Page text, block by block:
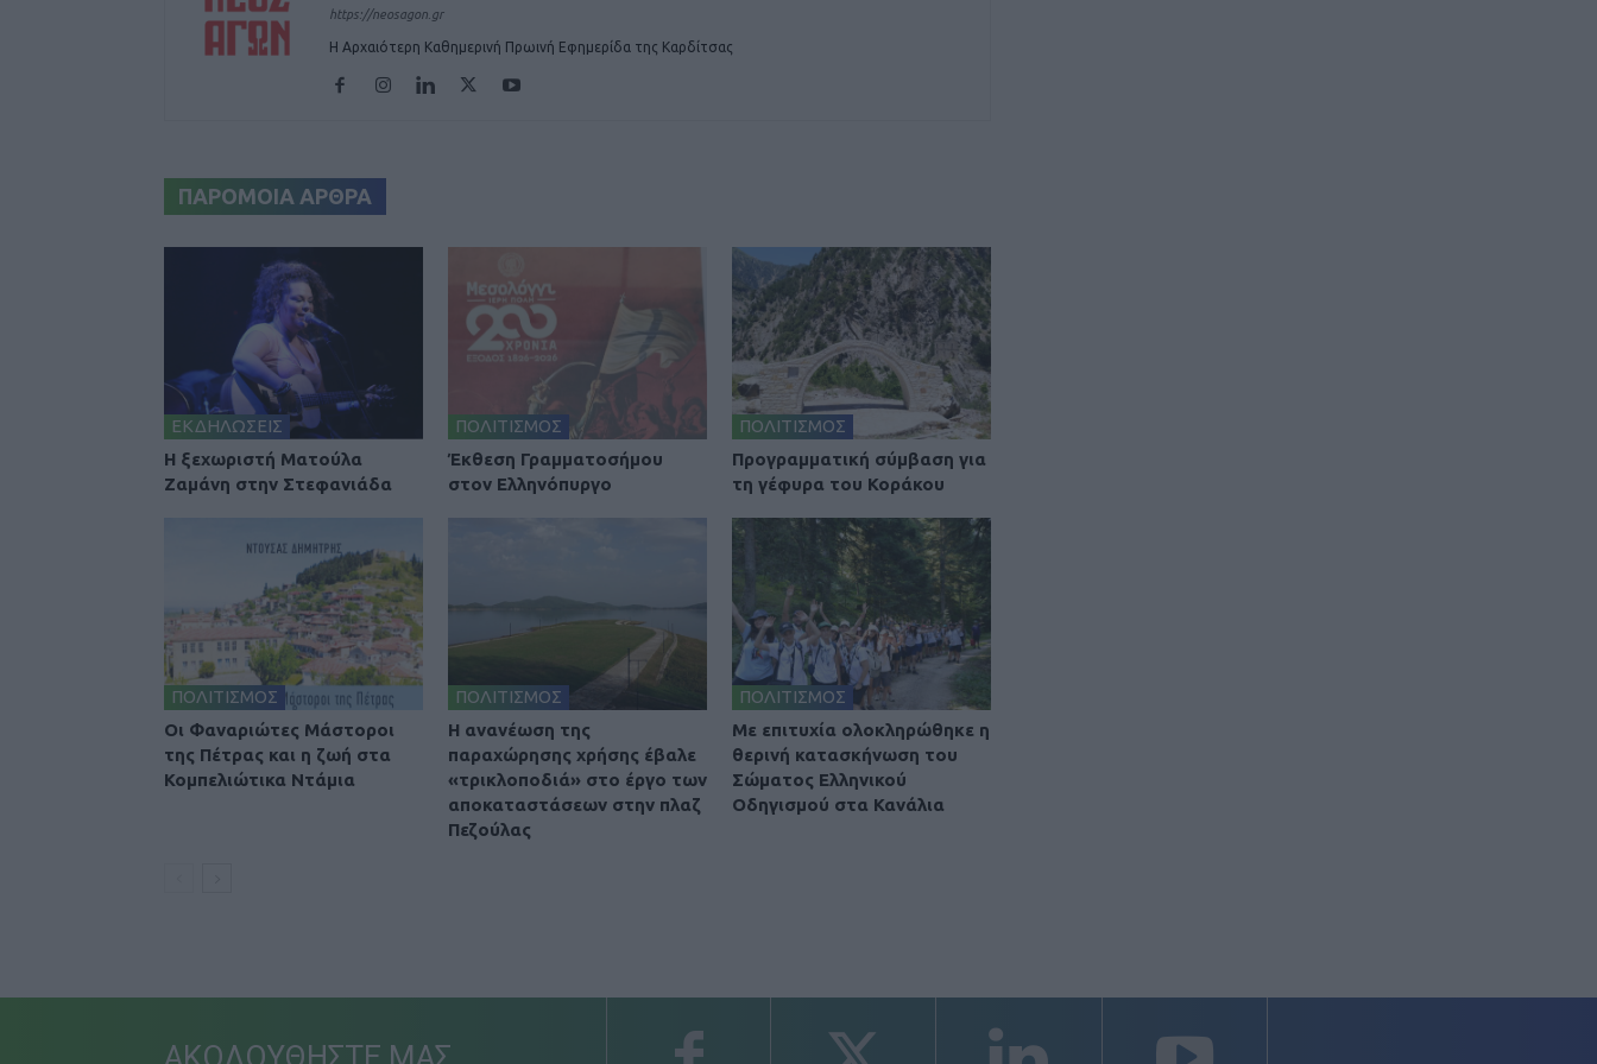
https://neosagon.gr
Η Αρχαιότερη Καθημερινή Πρωινή Εφημερίδα της Καρδίτσας
ΠΑΡΟΜΟΙΑ ΑΡΘΡΑ
ΕΚΔΗΛΩΣΕΙΣ
Η ξεχωριστή Ματούλα
Ζαμάνη στην Στεφανιάδα
ΠΟΛΙΤΙΣΜΟΣ
Έκθεση Γραμματοσήμου
στον Ελληνόπυργο
ΠΟΛΙΤΙΣΜΟΣ
Προγραμματική σύμβαση για
τη γέφυρα του Κοράκου
ΠΟΛΙΤΙΣΜΟΣ
Οι Φαναριώτες Μάστοροι
της Πέτρας και η ζωή στα
Κομπελιώτικα Ντάμια
ΠΟΛΙΤΙΣΜΟΣ
Η ανανέωση της
παραχώρησης χρήσης έβαλε
«τρικλοποδιά» στο έργο των
αποκαταστάσεων στην πλαζ
Πεζούλας
ΠΟΛΙΤΙΣΜΟΣ
Με επιτυχία ολοκληρώθηκε η
θερινή κατασκήνωση του
Σώματος Ελληνικού
Οδηγισμού στα Κανάλια
ΑΚΟΛΟΥΘΗΣΤΕ ΜΑΣ